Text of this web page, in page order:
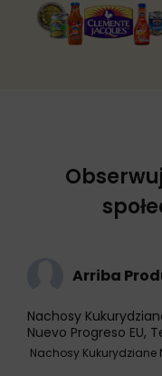
Arriba
Nachosy
Nuevo Progreso EU,
Nachosy Kukurydziane